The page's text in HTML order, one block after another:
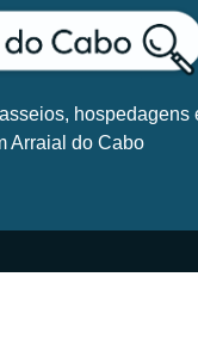
hospedagens
Arraial do Cabo